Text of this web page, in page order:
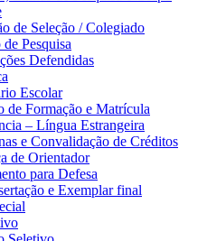
de Seleção / Colegiado
Pesquisa
Defendidas
Escolar
de Formação e Matrícula
– Língua Estrangeira
e Convalidação de Créditos
de Orientador
para Defesa
e Exemplar final